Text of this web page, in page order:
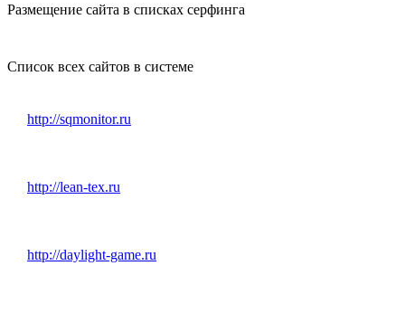
Размещение сайта в списках серфинга
Список всех сайтов в системе
http://sqmonitor.ru
http://lean-tex.ru
http://daylight-game.ru